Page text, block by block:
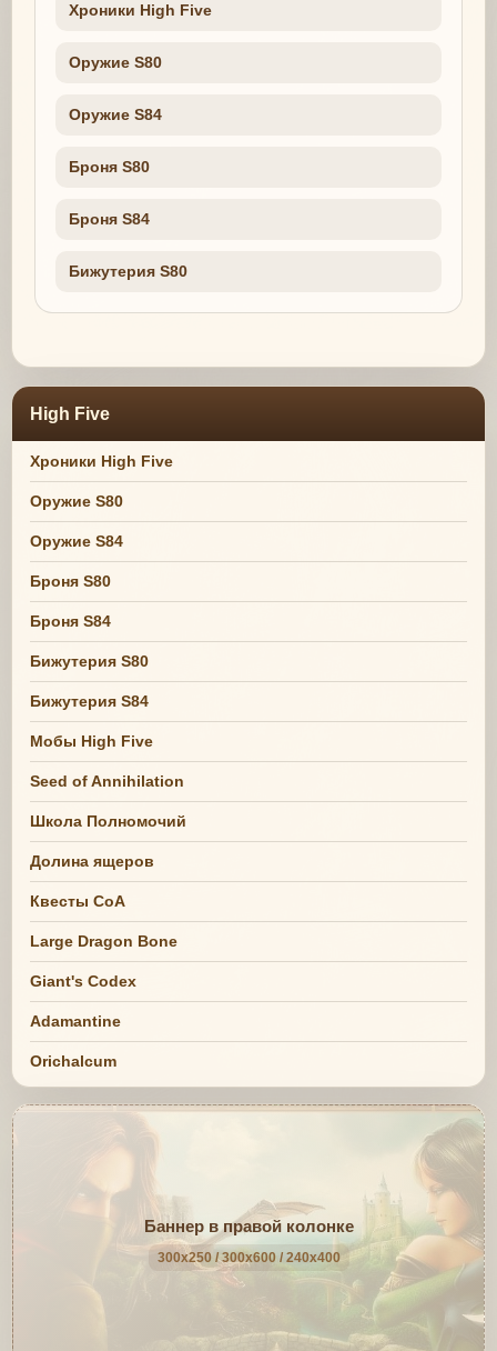
Хроники High Five
Оружие S80
Оружие S84
Броня S80
Броня S84
Бижутерия S80
High Five
Хроники High Five
Оружие S80
Оружие S84
Броня S80
Броня S84
Бижутерия S80
Бижутерия S84
Мобы High Five
Seed of Annihilation
Школа Полномочий
Долина ящеров
Квесты СоА
Large Dragon Bone
Giant's Codex
Adamantine
Orichalcum
Баннер в правой колонке
300x250 / 300x600 / 240x400